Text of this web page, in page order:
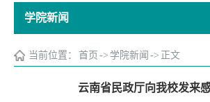
学院新闻
当前位置： 首页 -> 学院新闻 -> 正文
云南省民政厅向我校发来